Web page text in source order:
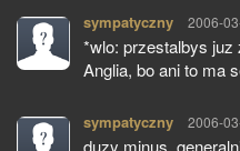
sympatyczny pisze:
2006-
*wlo: przestalbys
Anglia, bo ani to ma
sympatyczny pisze:
2006-
duzy minus,